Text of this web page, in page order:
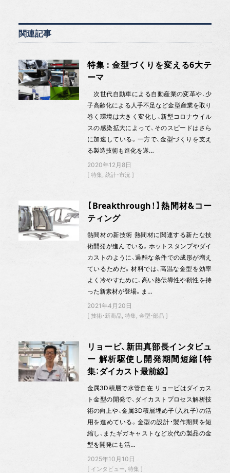
関連記事
特集 : 金型づくりを変える6大テ
ーマ
次世代自動車による自動産業の変革や、少
子高齢化による人手不足など金型産業を取り
巻く環境は大きく変化し、新型コロナウイル
スの感染拡大によって、そのスピードはさら
に加速している。一方で、金型づくりを支え
る製造技術も進化を遂…
2020年12月8日
特集 統計・市況
【Breakthrough！】熱間材&コー
ティング
熱間材の新技術 熱間材に関連する新たな技
術開発が進んでいる。ホットスタンプやダイ
カストのように、過酷な条件での成形が増え
ているためだ。材料では、高温な金型を効率
よく冷やすために、高い熱伝導性や靭性を持
った新素材が登場。ま…
2021年4月20日
技術・新商品 特集 金型・部品
リョービ、新田真部長インタビュ
ー 解析駆使し開発期間短縮【特
集：ダイカスト最前線】
金属3D積層で水管自在 リョービはダイカス
ト金型の開発で、ダイカストプロセス解析技
術の向上や、金属3D積層埋め子（入れ子）の活
用を進めている。金型の設計・製作期間を短
縮し、またギガキャストなど次代の製品の金
型を開発にも活…
2025年10月10日
インタビュー 特集